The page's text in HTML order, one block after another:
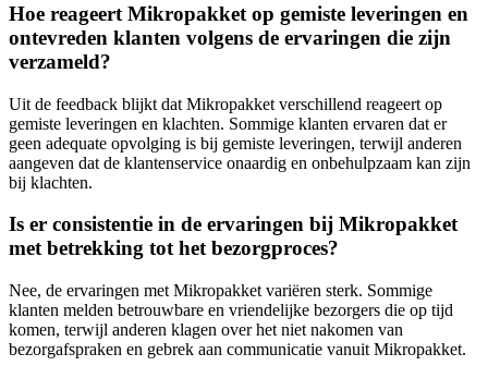
Hoe reageert Mikropakket op gemiste leveringen en
ontevreden klanten volgens de ervaringen die zijn
verzameld?
Uit de feedback blijkt dat Mikropakket verschillend reageert op
gemiste leveringen en klachten. Sommige klanten ervaren dat er
geen adequate opvolging is bij gemiste leveringen, terwijl anderen
aangeven dat de klantenservice onaardig en onbehulpzaam kan zijn
bij klachten.
Is er consistentie in de ervaringen bij Mikropakket
met betrekking tot het bezorgproces?
Nee, de ervaringen met Mikropakket variëren sterk. Sommige
klanten melden betrouwbare en vriendelijke bezorgers die op tijd
komen, terwijl anderen klagen over het niet nakomen van
bezorgafspraken en gebrek aan communicatie vanuit Mikropakket.